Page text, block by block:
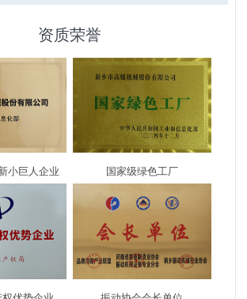
2020.11.21
展厅夜景
2017.10.16
资质荣誉
小巨人企业 国家级绿色工厂